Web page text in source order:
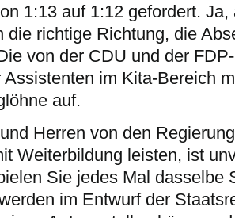
1:13 auf 1:12 gefordert.
die richtige Richtung, die
von der CDU und der
Assistenten im Kita-Bereich
auf.
Herren von den
Weiterbildung leisten, ist
Sie jedes Mal dasselbe
im Entwurf der